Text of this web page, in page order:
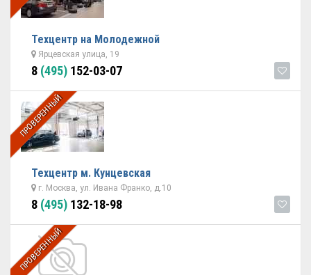
Техцентр на Молодежной
Ярцевская улица, 19
8 (495) 152-03-07
ПРОВЕРЕННЫЙ
Техцентр м. Кунцевская
г. Москва, ул. Ивана Франко, д.10
8 (495) 132-18-98
ПРОВЕРЕННЫЙ